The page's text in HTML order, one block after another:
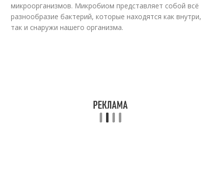
микроорганизмов. Микробиом представляет собой всё
разнообразие бактерий, которые находятся как внутри,
так и снаружи нашего организма.